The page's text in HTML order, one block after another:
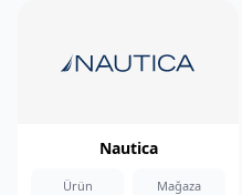
Nautica
Ürün Mağaza